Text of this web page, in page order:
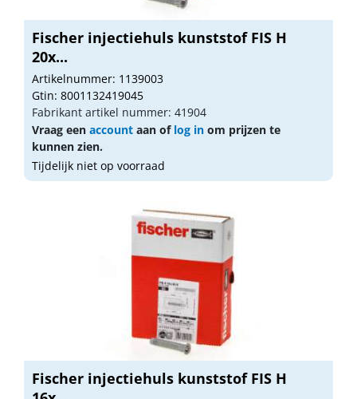
Fischer injectiehuls kunststof FIS H
20x...
Artikelnummer: 1139003
Gtin: 8001132419045
Fabrikant artikel nummer: 41904
Vraag een account aan of log in om prijzen te
kunnen zien.
Tijdelijk niet op voorraad
Fischer injectiehuls kunststof FIS H